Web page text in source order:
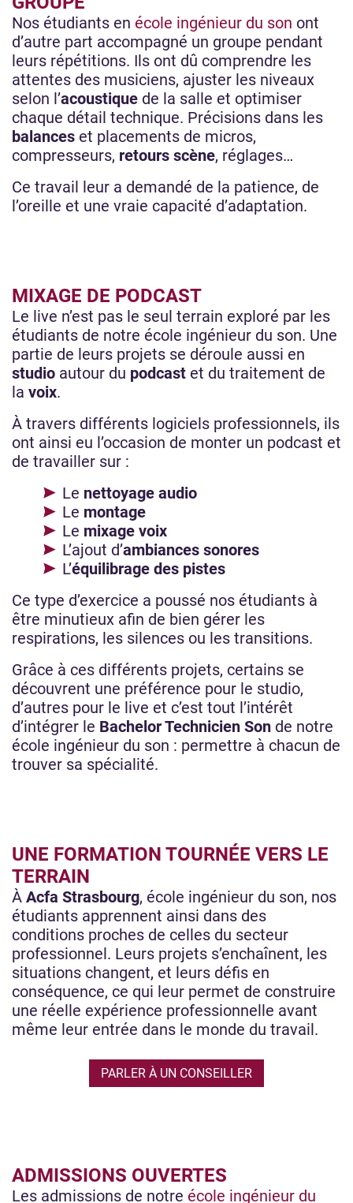
Nos étudiants en école ingénieur du son ont
d’autre part accompagné un groupe pendant
leurs répétitions. Ils ont dû comprendre les
attentes des musiciens, ajuster les niveaux
selon l’acoustique de la salle et optimiser
chaque détail technique. Précisions dans les
balances et placements de micros,
compresseurs, retours scène, réglages…
Ce travail leur a demandé de la patience, de
l’oreille et une vraie capacité d’adaptation.
MIXAGE DE PODCAST
Le live n’est pas le seul terrain exploré par les
étudiants de notre école ingénieur du son. Une
partie de leurs projets se déroule aussi en
studio autour du podcast et du traitement de
la voix.
À travers différents logiciels professionnels, ils
ont ainsi eu l’occasion de monter un podcast et
de travailler sur :
Le nettoyage audio
Le montage
Le mixage voix
L’ajout d’ambiances sonores
L’équilibrage des pistes
Ce type d’exercice a poussé nos étudiants à
être minutieux afin de bien gérer les
respirations, les silences ou les transitions.
Grâce à ces différents projets, certains se
découvrent une préférence pour le studio,
d’autres pour le live et c’est tout l’intérêt
d’intégrer le Bachelor Technicien Son de notre
école ingénieur du son : permettre à chacun de
trouver sa spécialité.
UNE FORMATION TOURNÉE VERS LE
TERRAIN
À Acfa Strasbourg, école ingénieur du son, nos
étudiants apprennent ainsi dans des
conditions proches de celles du secteur
professionnel. Leurs projets s’enchaînent, les
situations changent, et leurs défis en
conséquence, ce qui leur permet de construire
une réelle expérience professionnelle avant
même leur entrée dans le monde du travail.
PARLER À UN CONSEILLER
ADMISSIONS OUVERTES
Les admissions de notre école ingénieur du